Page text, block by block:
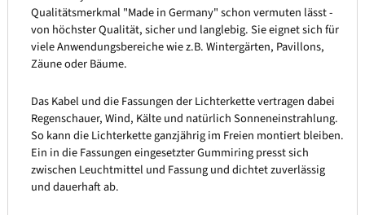
Qualitätsmerkmal "Made in Germany" schon vermuten lässt -
von höchster Qualität, sicher und langlebig. Sie eignet sich für
viele Anwendungsbereiche wie z.B. Wintergärten, Pavillons,
Zäune oder Bäume.
Das Kabel und die Fassungen der Lichterkette vertragen dabei
Regenschauer, Wind, Kälte und natürlich Sonneneinstrahlung.
So kann die Lichterkette ganzjährig im Freien montiert bleiben.
Ein in die Fassungen eingesetzter Gummiring presst sich
zwischen Leuchtmittel und Fassung und dichtet zuverlässig
und dauerhaft ab.